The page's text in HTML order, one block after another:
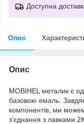
Доступна
Опис
Опис
MOBIHEL металик є
базовою емаль.
компонентів, ми
з'єднання з лавками